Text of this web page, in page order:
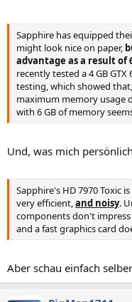
Sapphire has equipped
might look nice on paper,
advantage as a result of
recently tested a 4 GB
testing, which showed
maximum memory usage
with 6 GB of memory
Und, was mich
Sapphire's HD 7970 Toxic
very efficient,and noisy.
components don't impress
and a fast graphics card
Aber schau einfach